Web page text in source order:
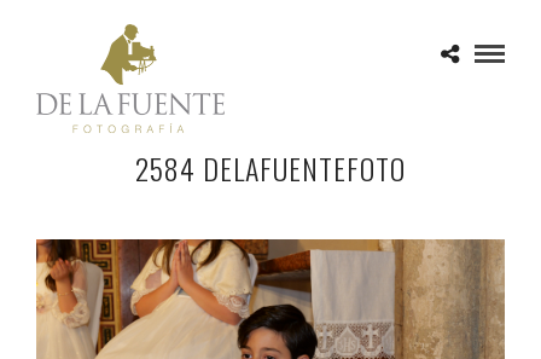
2584 DELAFUENTEFOTO